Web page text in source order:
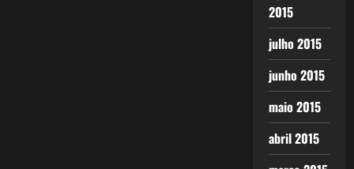
2015
julho 2015
junho 2015
maio 2015
abril 2015